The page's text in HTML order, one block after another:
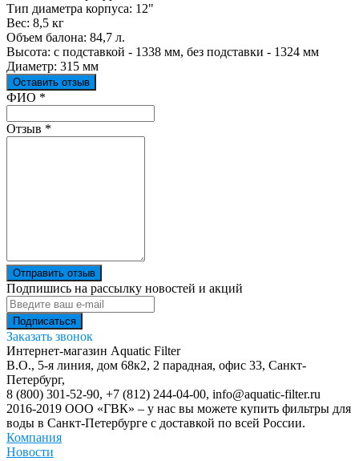
Тип диаметра корпуса: 12"
Вес: 8,5 кг
Объем балона: 84,7 л.
Высота: с подставкой - 1338 мм, без подставки - 1324 мм
Диаметр: 315 мм
Оставить отзыв
Ваш отзыв был отправлен!
ФИО *
Отзыв *
Отправить отзыв
Подпишись на рассылку новостей и акций
Заказать звонок
Интернет-магазин Aquatic Filter
В.О., 5-я линия, дом 68к2, 2 парадная, офис 33, Санкт-
Петербург,
8 (800) 301-52-90, +7 (812) 244-04-00, info@aquatic-filter.ru
2016-2019 ООО «ГВК» – у нас вы можете купить фильтры для
воды в Санкт-Петербурге с доставкой по всей России.
Компания
Новости